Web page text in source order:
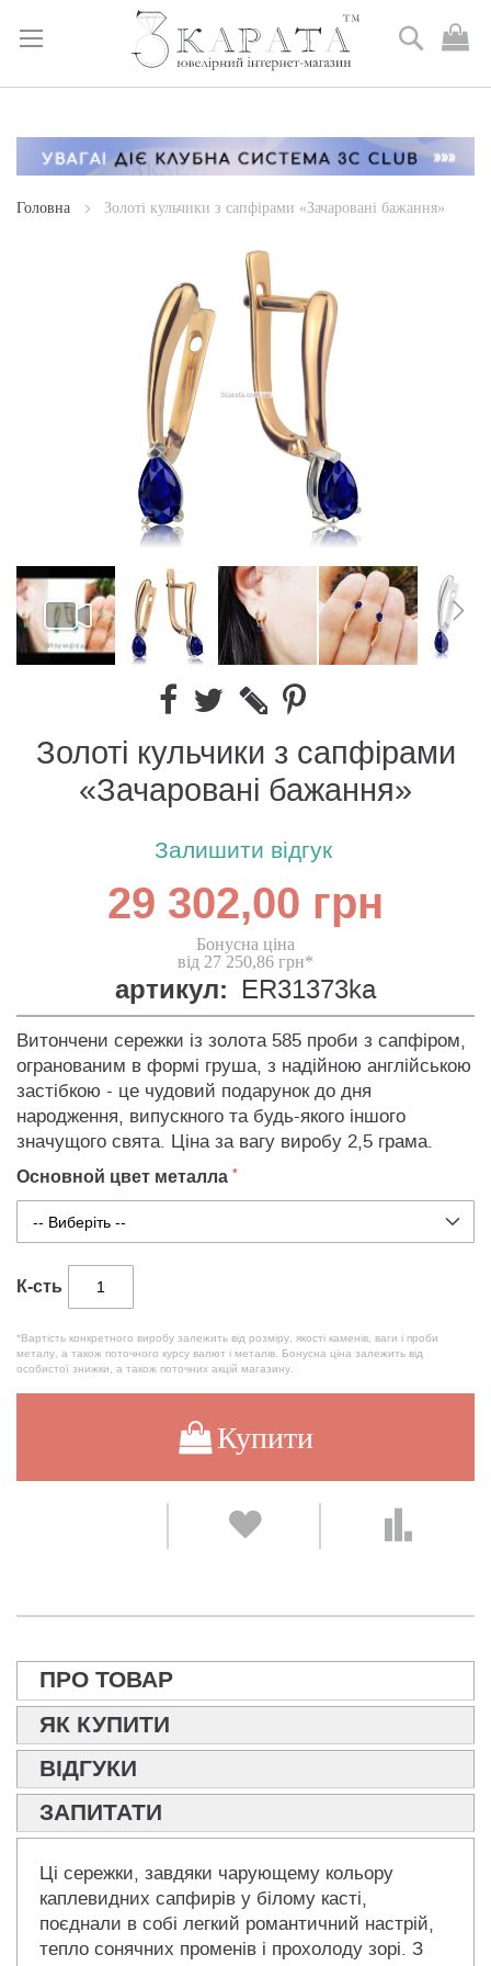
Skip
Content
Пошук
Головна Золоті кульчики з сапфірами «Зачаровані бажання»
Золоті кульчики з сапфірами
«Зачаровані бажання»
Залишити відгук
29 302,00 грн
Бонусна ціна
від 27 250,86 грн*
артикул: ER31373ka
Витончени сережки із золота 585 проби з сапфіром,
огранованим в формі груша, з надійною англійською
застібкою - це чудовий подарунок до дня
народження, випускного та будь-якого іншого
значущого свята. Ціна за вагу виробу 2,5 грама.
Основной цвет металла
К-сть
*Вартість конкретного виробу залежить від розміру, якості каменів, ваги і проби
металу, а також поточного курсу валют і металів. Бонусна ціна залежить від
особистої знижки, а також поточних акцій магазину.
Купити
ПРО ТОВАР
ЯК КУПИТИ
ВІДГУКИ
ЗАПИТАТИ
Ці сережки, завдяки чарующему кольору
каплевидних сапфирів у білому касті,
поєднали в собі легкий романтичний настрій,
тепло сонячних променів і прохолоду зорі. З